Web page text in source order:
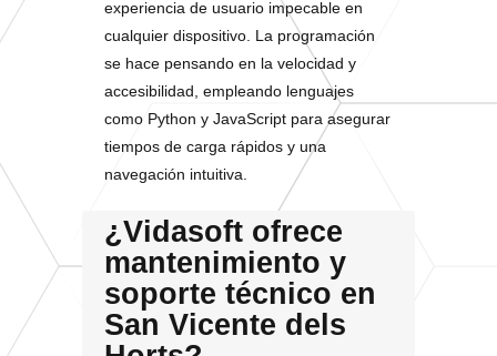
experiencia de usuario impecable en
cualquier dispositivo. La programación
se hace pensando en la velocidad y
accesibilidad, empleando lenguajes
como Python y JavaScript para asegurar
tiempos de carga rápidos y una
navegación intuitiva.
¿Vidasoft ofrece
mantenimiento y
soporte técnico en
San Vicente dels